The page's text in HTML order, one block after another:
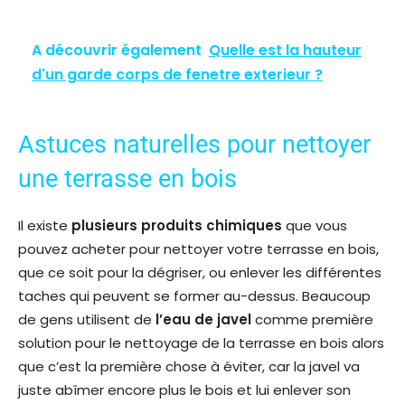
A découvrir également Quelle est la hauteur
d'un garde corps de fenetre exterieur ?
Astuces naturelles pour nettoyer
une terrasse en bois
Il existe plusieurs produits chimiques que vous
pouvez acheter pour nettoyer votre terrasse en bois,
que ce soit pour la dégriser, ou enlever les différentes
taches qui peuvent se former au-dessus. Beaucoup
de gens utilisent de l’eau de javelcomme première
solution pour le nettoyage de la terrasse en bois alors
que c’est la première chose à éviter, car la javel va
juste abîmer encore plus le bois et lui enlever son